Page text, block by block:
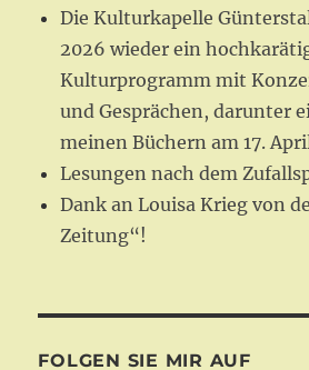
Die Kulturkapelle
2026 wieder ein
Kulturprogramm mit
und Gesprächen, darunter
meinen Büchern am 17.
Lesungen nach dem
Dank an Louisa Krieg von
Zeitung“!
FOLGEN SIE MIR AUF